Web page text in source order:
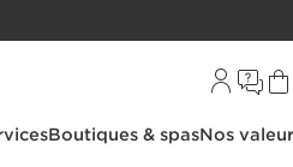
Boutiques & spasNos